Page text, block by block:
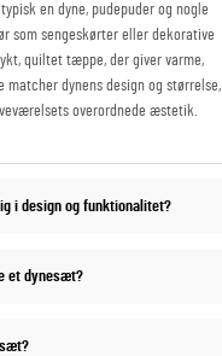
en dyne, pudepuder og nogle
som sengeskørter eller dekorative
quiltet tæppe, der giver varme,
matcher dynens design og størrelse,
overordnede æstetik.
i design og funktionalitet?
et dynesæt?